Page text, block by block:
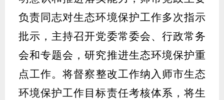
负责同志对生态环境保护工作多次指示
批示，主持召开党委常委会、行政常务
会和专题会，研究推进生态环境保护重
点工作。将督察整改工作纳入 师市生态
环境保护工作目标责任考核体系，将生